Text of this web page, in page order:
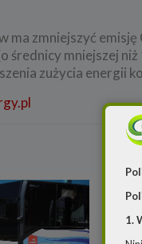
ma zmniejszyć
średnicy mniejszej
zużycia energii
1.